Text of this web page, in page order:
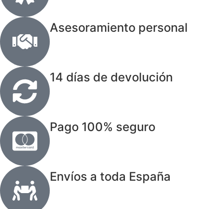
Asesoramiento personal
14 días de devolución
Pago 100% seguro
Envíos a toda España